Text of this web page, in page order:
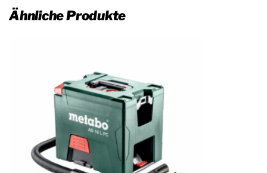
Ähnliche Produkte